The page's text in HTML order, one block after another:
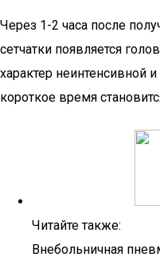
Через 1-2 часа после
сетчатки появляется
характер неинтенсивной
короткое время
Читайте также:
Внебольничная